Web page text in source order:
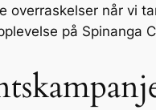
når vi
på Spinanga